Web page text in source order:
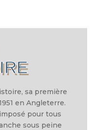
sa première
en Angleterre.
pour tous
sous peine